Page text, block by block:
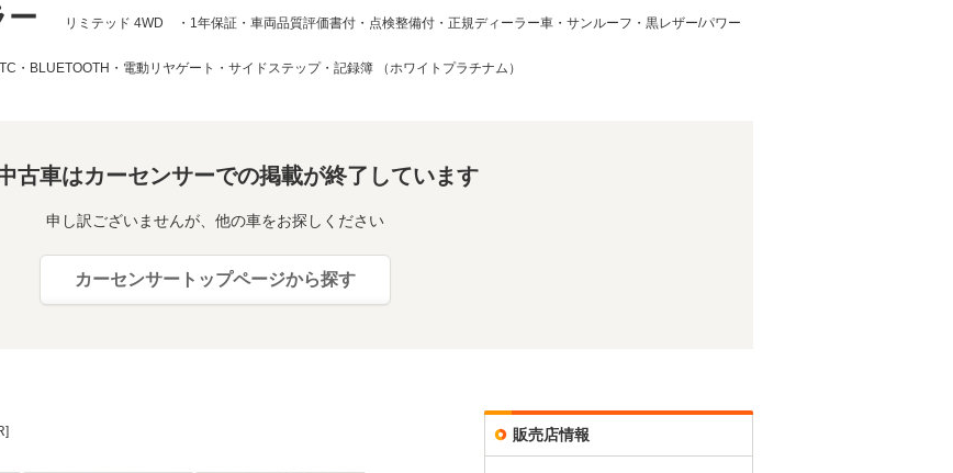
ー リミテッド 4WD ・1年保証・車両品質評価書付・点検整備付・正規ディーラー車・サンルーフ・黒レザー/パワー
・BLUETOOTH・電動リヤゲート・サイドステップ・記録簿 （ホワイトプラチナム）
古車はカーセンサーでの掲載が終了しています
申し訳ございませんが、他の車をお探しください
カーセンサートップページから探す
販売店情報